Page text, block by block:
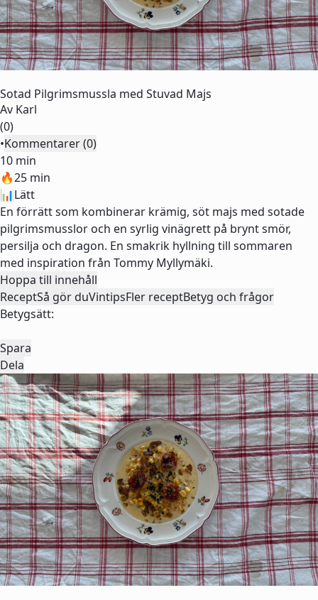
Sotad Pilgrimsmussla med Stuvad Majs
Av Karl
(0)
•Kommentarer (0)
10 min
🔥25 min
📊Lätt
En förrätt som kombinerar krämig, söt majs med sotade
pilgrimsmusslor och en syrlig vinägrett på brynt smör,
persilja och dragon. En smakrik hyllning till sommaren
med inspiration från Tommy Myllymäki.
Hoppa till innehåll
ReceptSå gör duVintipsFler receptBetyg och frågor
Betygsätt:
Spara
Dela